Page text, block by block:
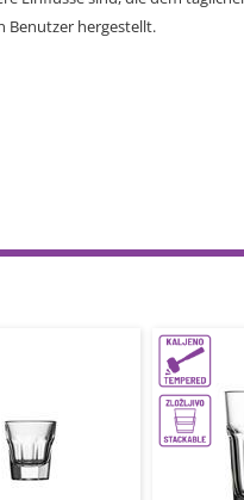
Benutzer hergestellt.